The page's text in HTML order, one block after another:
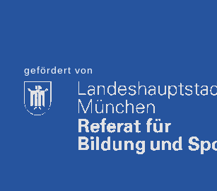
gefördert von